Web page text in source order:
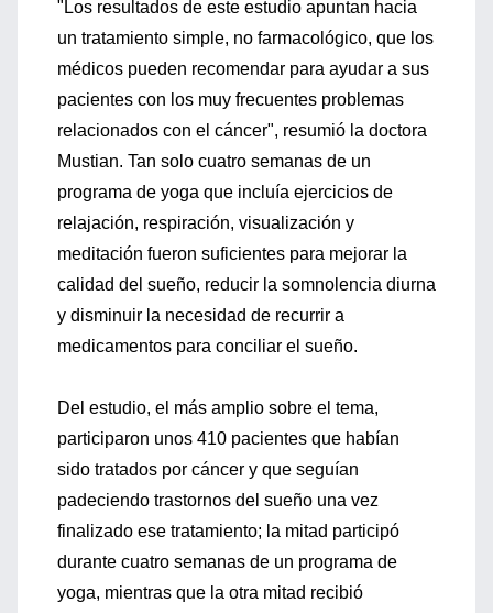
"Los resultados de este estudio apuntan hacia
un tratamiento simple, no farmacológico, que los
médicos pueden recomendar para ayudar a sus
pacientes con los muy frecuentes problemas
relacionados con el cáncer", resumió la doctora
Mustian. Tan solo cuatro semanas de un
programa de yoga que incluía ejercicios de
relajación, respiración, visualización y
meditación fueron suficientes para mejorar la
calidad del sueño, reducir la somnolencia diurna
y disminuir la necesidad de recurrir a
medicamentos para conciliar el sueño.
Del estudio, el más amplio sobre el tema,
participaron unos 410 pacientes que habían
sido tratados por cáncer y que seguían
padeciendo trastornos del sueño una vez
finalizado ese tratamiento; la mitad participó
durante cuatro semanas de un programa de
yoga, mientras que la otra mitad recibió